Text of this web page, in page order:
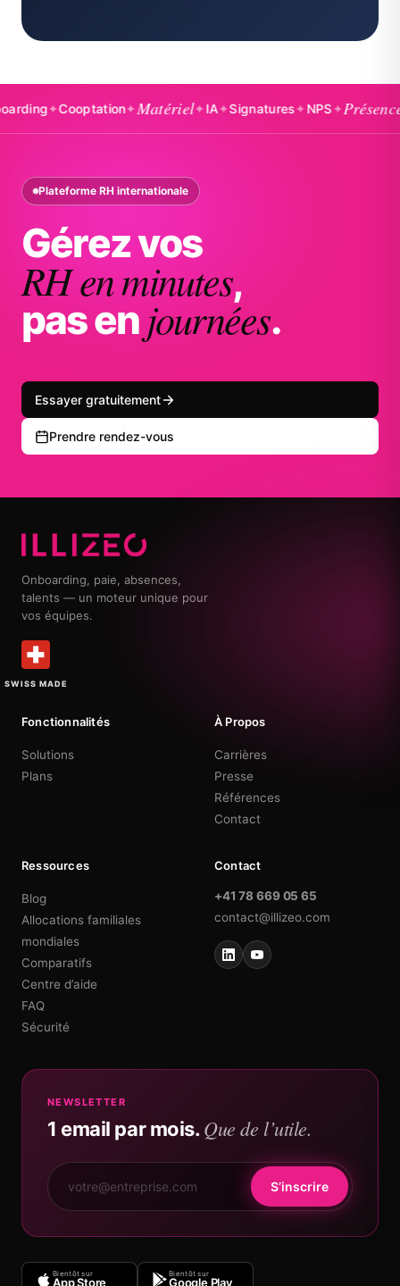
✦Cooptation✦Matériel✦IA✦Signatures✦NPS✦Présences✦
Plateforme RH internationale
Gérez vos
RH en minutes,
pas enjournées.
Essayer gratuitement
Prendre rendez-vous
Onboarding, paie, absences,
talents — un moteur unique pour
vos équipes.
SWISS MADE
Fonctionnalités
Solutions
Plans
À Propos
Carrières
Presse
Références
Contact
Ressources
Blog
Allocations familiales
mondiales
Comparatifs
Centre d’aide
FAQ
Sécurité
Contact
+41 78 669 05 65
contact@illizeo.com
NEWSLETTER
1 email par mois. Que de l’utile.
S’inscrire
Bientôt sur
App Store
Bientôt sur
Google Play